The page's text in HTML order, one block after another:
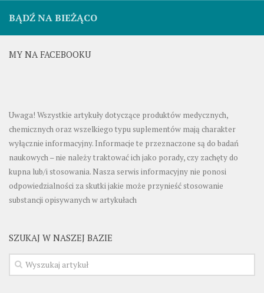
BĄDŹ NA BIEŻĄCO
MY NA FACEBOOKU
Uwaga! Wszystkie artykuły dotyczące produktów medycznych,
chemicznych oraz wszelkiego typu suplementów mają charakter
wyłącznie informacyjny. Informacje te przeznaczone są do badań
naukowych – nie należy traktować ich jako porady, czy zachęty do
kupna lub/i stosowania. Nasza serwis informacyjny nie ponosi
odpowiedzialności za skutki jakie może przynieść stosowanie
substancji opisywanych w artykułach
SZUKAJ W NASZEJ BAZIE